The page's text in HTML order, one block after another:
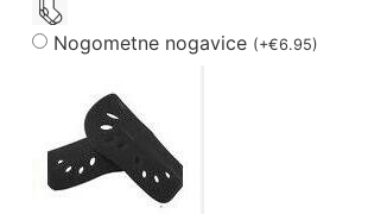
Nogometne nogavice (+€6.95)